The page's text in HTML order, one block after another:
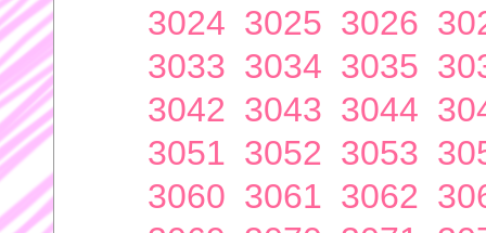
3024 3025 3026
3033 3034 3035
3042 3043 3044
3051 3052 3053
3060 3061 3062